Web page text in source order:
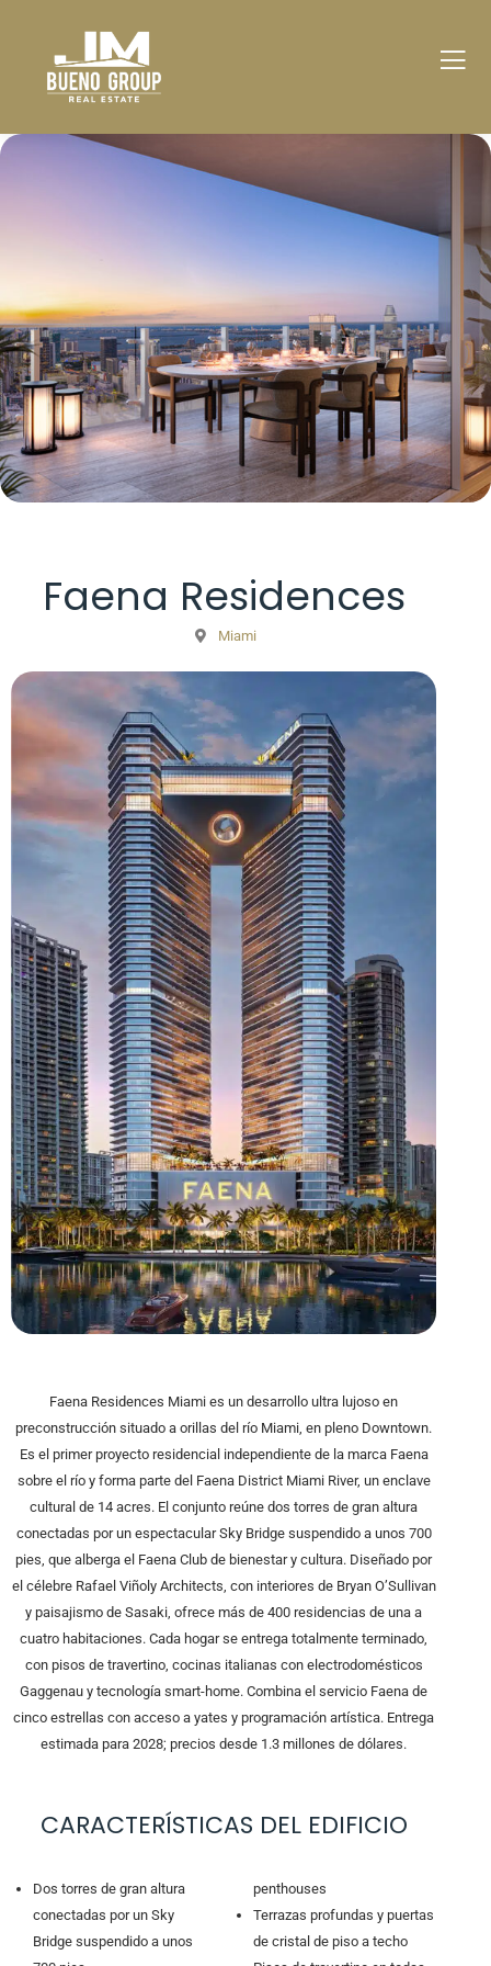
Faena Residences
Miami
Faena Residences Miami es un desarrollo ultra lujoso en
preconstrucción situado a orillas del río Miami, en pleno Downtown.
Es el primer proyecto residencial independiente de la marca Faena
sobre el río y forma parte del Faena District Miami River, un enclave
cultural de 14 acres. El conjunto reúne dos torres de gran altura
conectadas por un espectacular Sky Bridge suspendido a unos 700
pies, que alberga el Faena Club de bienestar y cultura. Diseñado por
el célebre Rafael Viñoly Architects, con interiores de Bryan O’Sullivan
y paisajismo de Sasaki, ofrece más de 400 residencias de una a
cuatro habitaciones. Cada hogar se entrega totalmente terminado,
con pisos de travertino, cocinas italianas con electrodomésticos
Gaggenau y tecnología smart-home. Combina el servicio Faena de
cinco estrellas con acceso a yates y programación artística. Entrega
estimada para 2028; precios desde 1.3 millones de dólares.
CARACTERÍSTICAS DEL EDIFICIO
Dos torres de gran altura
conectadas por un Sky
Bridge suspendido a unos
penthouses
Terrazas profundas y puertas
de cristal de piso a techo